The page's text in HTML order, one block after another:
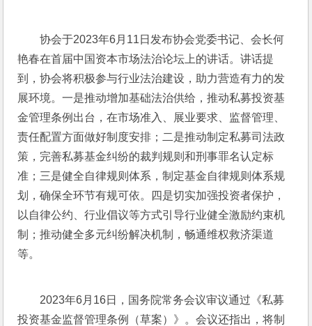
协会于2023年6月11日发布协会党委书记、会长何
艳春在首届中国资本市场法治论坛上的讲话。讲话提
到，协会将积极参与行业法治建设，助力营造有力的发
展环境。一是推动增加基础法治供给，推动私募投资基
金管理条例出台，在市场准入、展业要求、监督管理、
责任配置方面做好制度安排；二是推动制定私募司法政
策，完善私募基金纠纷的裁判规则和刑事罪名认定标
准；三是健全自律规则体系，制定基金自律规则体系规
划，确保全环节有规可依。四是切实加强投资者保护，
以自律公约、行业倡议等方式引导行业健全激励约束机
制；推动健全多元纠纷解决机制，畅通维权救济渠道
等。
2023年6月16日，国务院常务会议审议通过《私募
投资基金监督管理条例（草案）》。会议还指出，将制